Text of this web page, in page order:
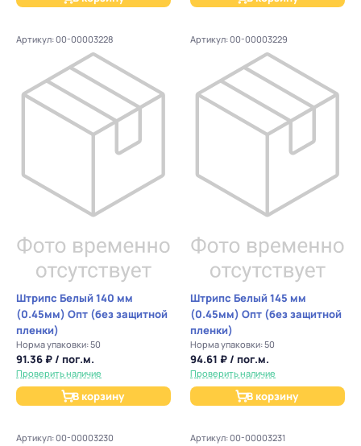
Артикул: 00-00003228
Штрипс Белый 140 мм
(0.45мм) Опт (без защитной
пленки)
Норма упаковки: 50
91.36 ₽ / пог.м.
Проверить наличие
В корзину
Артикул: 00-00003229
Штрипс Белый 145 мм
(0.45мм) Опт (без защитной
пленки)
Норма упаковки: 50
94.61 ₽ / пог.м.
Проверить наличие
В корзину
Артикул: 00-00003230 Артикул: 00-00003231